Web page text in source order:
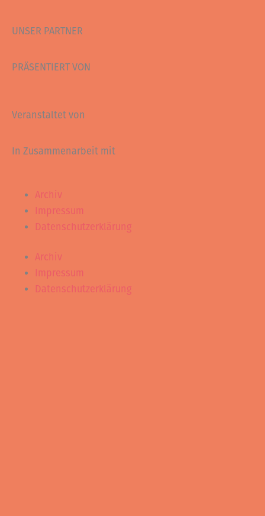
UNSER PARTNER
PRÄSENTIERT VON
Veranstaltet von
In Zusammenarbeit mit
Archiv
Impressum
Datenschutzerklärung
Archiv
Impressum
Datenschutzerklärung